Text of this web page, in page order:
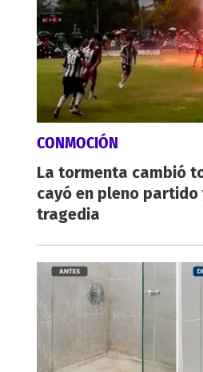
CONMOCIÓN
La tormenta cambió
cayó en pleno partido
tragedia